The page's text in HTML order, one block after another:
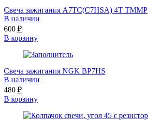
Свеча зажигания A7TC(C7HSA) 4Т TMMP
В наличии
600 ₽
В корзину
Свеча зажигания NGK BP7HS
В наличии
480 ₽
В корзину